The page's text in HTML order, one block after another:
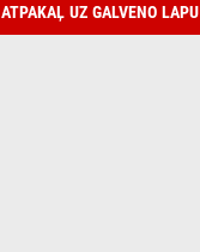
ATPAKAĻ UZ GALVENO LAPU